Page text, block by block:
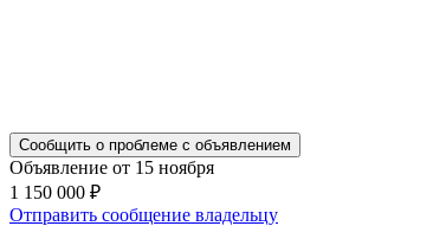
Сообщить о проблеме с объявлением
Объявление от 15 ноября
1 150 000 ₽
Отправить сообщение владельцу